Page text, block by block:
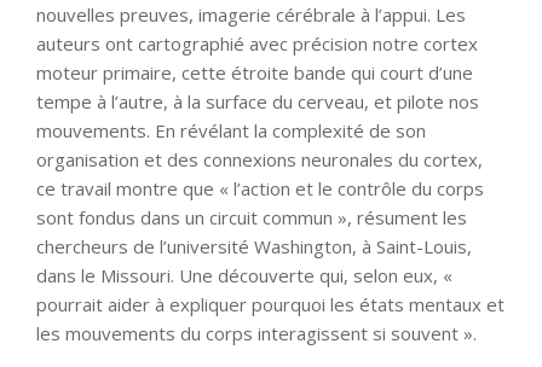
nouvelles preuves, imagerie cérébrale à l’appui. Les
auteurs ont cartographié avec précision notre cortex
moteur primaire, cette étroite bande qui court d’une
tempe à l’autre, à la surface du cerveau, et pilote nos
mouvements. En révélant la complexité de son
organisation et des connexions neuronales du cortex,
ce travail montre que « l’action et le contrôle du corps
sont fondus dans un circuit commun », résument les
chercheurs de l’université Washington, à Saint-Louis,
dans le Missouri. Une découverte qui, selon eux, «
pourrait aider à expliquer pourquoi les états mentaux et
les mouvements du corps interagissent si souvent ».